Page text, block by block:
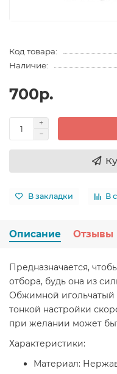
Код товара:
Наличие:
700р.
В закладки В
Описание Отзывы
Предназначается,
отбора, будь она из
Обжимной игольчатый
тонкой настройки
при желании может
Характеристики:
Материал: